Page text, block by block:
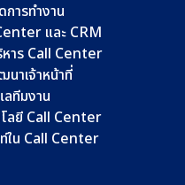
การทำงาน
และ CRM
หาร Call Center
นาเจ้าหน้าที่
ลทีมงาน
โลยี Call Center
ใน Call Center